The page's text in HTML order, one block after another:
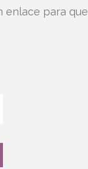
enlace para que